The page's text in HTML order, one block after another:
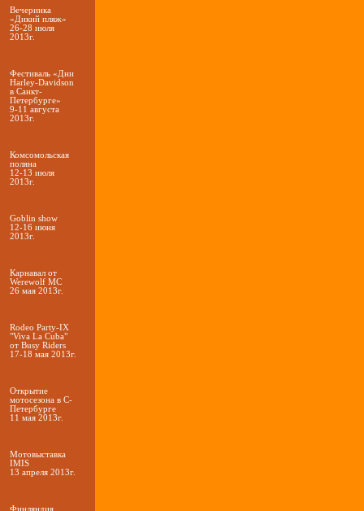
Вечеринка
«Дикий пляж»
26-28 июля
2013г.
Фестиваль «Дни
Harley-Davidson
в Санкт-
Петербурге»
9-11 августа
2013г.
Комсомольская
поляна
12-13 июля
2013г.
Goblin show
12-16 июня
2013г.
Карнавал от
Werewolf МС
26 мая 2013г.
Rodeo Party-IX
"Viva La Cuba"
от Busy Riders
17-18 мая 2013г.
Открытие
мотосезона в С-
Петербурге
11 мая 2013г.
Мотовыставка
IMIS
13 апреля 2013г.
Финляндия,